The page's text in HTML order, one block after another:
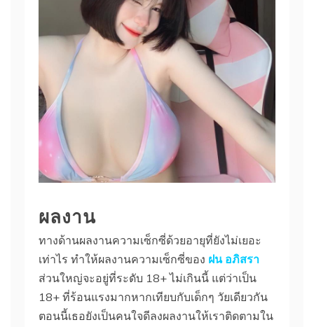
ผลงาน
ทางด้านผลงานความเซ็กซี่ด้วยอายุที่ยังไม่เยอะ
เท่าไร ทำให้ผลงานความเซ็กซี่ของ ฝน อภิสรา
ส่วนใหญ่จะอยู่ที่ระดับ 18+ ไม่เกินนี้ แต่ว่าเป็น
18+ ที่ร้อนแรงมากหากเทียบกับเด็กๆ วัยเดียวกัน
ตอนนี้เธอยังเป็นคนใจดีลงผลงานให้เราติดตามใน